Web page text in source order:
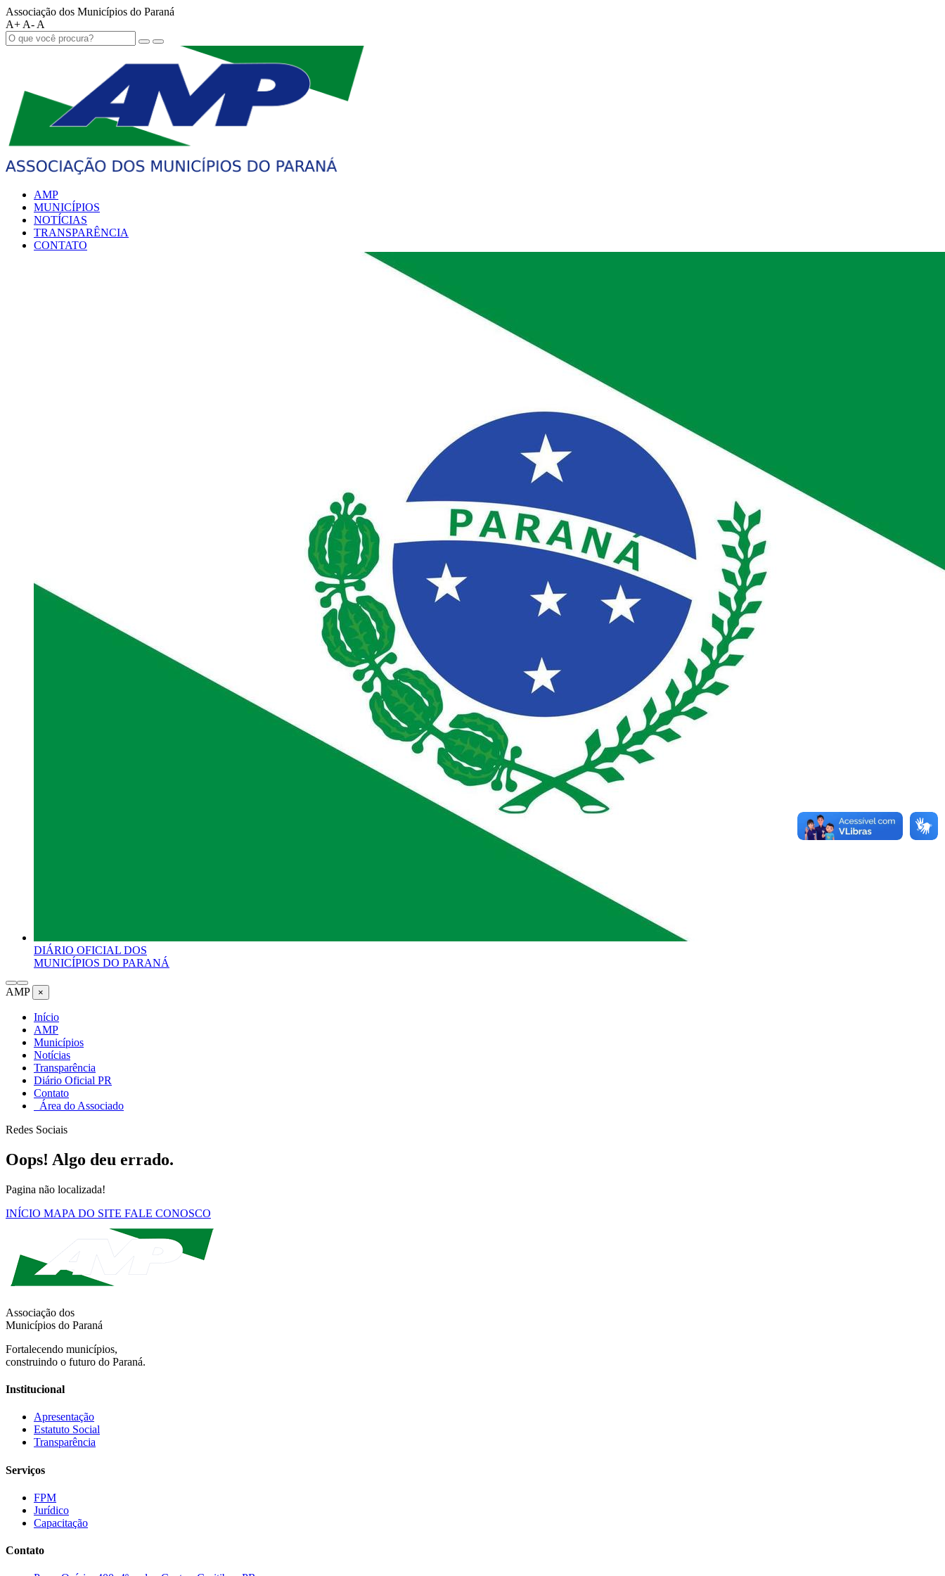
Associação dos Municípios do Paraná
A+ A- A
AMP
MUNICÍPIOS
NOTÍCIAS
TRANSPARÊNCIA
CONTATO
DIÁRIO OFICIAL DOS
MUNICÍPIOS DO PARANÁ
AMP ×
Início
AMP
Municípios
Notícias
Transparência
Diário Oficial PR
Contato
Área do Associado
Redes Sociais
Oops! Algo deu errado.
Pagina não localizada!
INÍCIO MAPA DO SITE FALE CONOSCO
Associação dos
Municípios do Paraná
Fortalecendo municípios,
construindo o futuro do Paraná.
Institucional
Apresentação
Estatuto Social
Transparência
Serviços
FPM
Jurídico
Capacitação
Contato